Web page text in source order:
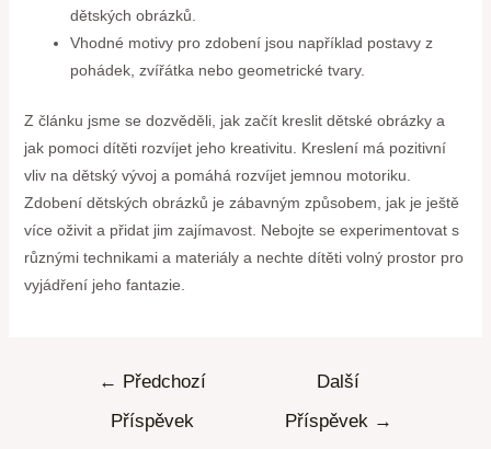
dětských obrázků.
Vhodné motivy pro zdobení jsou například postavy z
pohádek, zvířátka nebo geometrické tvary.
Z článku jsme se dozvěděli, jak začít kreslit dětské obrázky a
jak pomoci dítěti rozvíjet jeho kreativitu. Kreslení má pozitivní
vliv na dětský vývoj a pomáhá rozvíjet jemnou motoriku.
Zdobení dětských obrázků je zábavným způsobem, jak je ještě
více oživit a přidat jim zajímavost. Nebojte se experimentovat s
různými technikami a materiály a nechte dítěti volný prostor pro
vyjádření jeho fantazie.
← Předchozí
Příspěvek
Další
Příspěvek →